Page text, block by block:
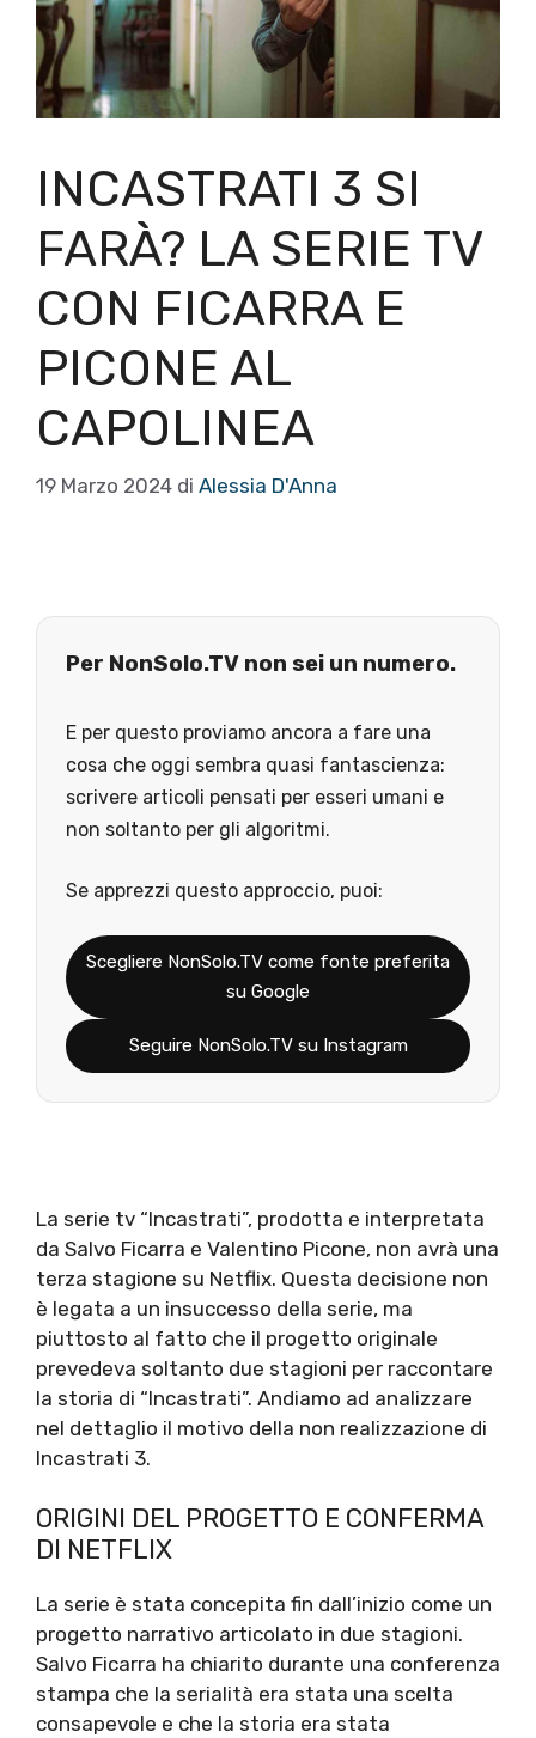
INCASTRATI 3 SI
FARÀ? LA SERIE TV
CON FICARRA E
PICONE AL
CAPOLINEA
19 Marzo 2024 di Alessia D'Anna
Per NonSolo.TV non sei un numero.
E per questo proviamo ancora a fare una
cosa che oggi sembra quasi fantascienza:
scrivere articoli pensati per esseri umani e
non soltanto per gli algoritmi.
Se apprezzi questo approccio, puoi:
Scegliere NonSolo.TV come fonte preferita
su Google
Seguire NonSolo.TV su Instagram
La serie tv “Incastrati”, prodotta e interpretata
da Salvo Ficarra e Valentino Picone, non avrà una
terza stagione su Netflix. Questa decisione non
è legata a un insuccesso della serie, ma
piuttosto al fatto che il progetto originale
prevedeva soltanto due stagioni per raccontare
la storia di “Incastrati”. Andiamo ad analizzare
nel dettaglio il motivo della non realizzazione di
Incastrati 3.
ORIGINI DEL PROGETTO E CONFERMA
DI NETFLIX
La serie è stata concepita fin dall’inizio come un
progetto narrativo articolato in due stagioni.
Salvo Ficarra ha chiarito durante una conferenza
stampa che la serialità era stata una scelta
consapevole e che la storia era stata